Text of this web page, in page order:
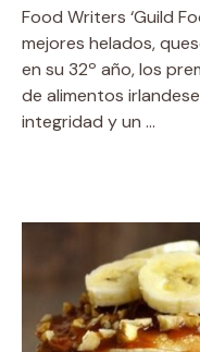
Food Writers ‘Guild
mejores helados,
en su 32º año, los
de alimentos
integridad y un …